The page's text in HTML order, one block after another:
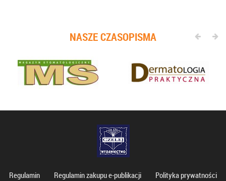
NASZE CZASOPISMA
Regulamin Regulamin zakupu e-publikacji
Polityka prywatności